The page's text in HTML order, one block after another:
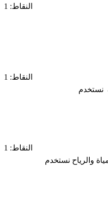
النقاط: 1
النقاط: 1
نستخدم
النقاط: 1
والرياح نستخدم